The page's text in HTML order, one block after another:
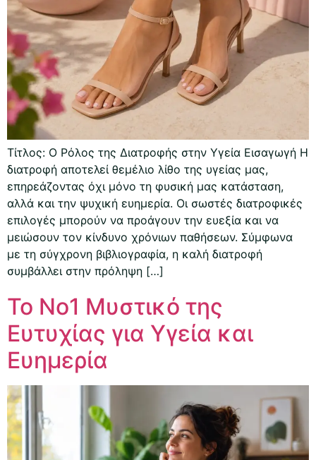
Τίτλος: Ο Ρόλος της Διατροφής στην Υγεία Εισαγωγή Η
διατροφή αποτελεί θεμέλιο λίθο της υγείας μας,
επηρεάζοντας όχι μόνο τη φυσική μας κατάσταση,
αλλά και την ψυχική ευημερία. Οι σωστές διατροφικές
επιλογές μπορούν να προάγουν την ευεξία και να
μειώσουν τον κίνδυνο χρόνιων παθήσεων. Σύμφωνα
με τη σύγχρονη βιβλιογραφία, η καλή διατροφή
συμβάλλει στην πρόληψη […]
Το Νο1 Μυστικό της
Ευτυχίας για Υγεία και
Ευημερία